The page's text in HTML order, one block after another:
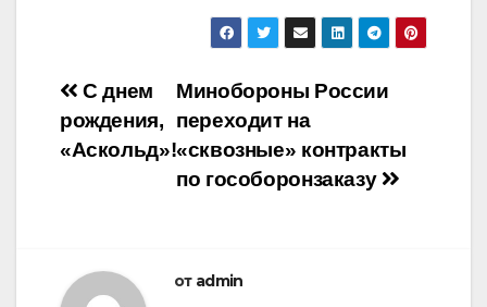
Навигация
по
записям
Минобороны России
переходит на
«сквозные» контракты
по гособоронзаказу
С днем
рождения,
«Аскольд»!
от admin